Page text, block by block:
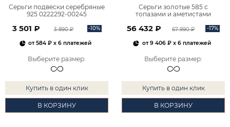
Серьги подвески серебряные
925 0222292-00245
3 501 ₽ 3 890 ₽ -10%
от584 ₽ x 6 платежей
Выберите размер:
Купить в один клик
В КОРЗИНУ
Серьги золотые 585 с
топазами и аметистами
56 432 ₽ 67 990 ₽ -17%
от9 406 ₽x 6 платежей
Выберите размер:
Купить в один клик
В КОРЗИНУ